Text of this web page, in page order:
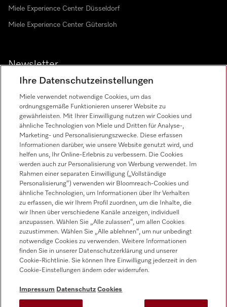
Miele Experience Center Düsseldorf
Miele Experience Center Gütersloh
Newsletter
AGB
Datenschutz
Nutzungsbedingungen
Barrierefreiheitserklärung
EU-Gesetzen über digitale Dienste
Miele auf Instagram
Miele auf Facebook
Miele auf Youtube
Ihre Datenschutzeinstellungen
Miele verwendet notwendige Cookies, um das
ordnungsgemäße Funktionieren unserer Website zu
gewährleisten. Mit Ihrer Einwilligung nutzen wir Cookies und
ähnliche Technologien von Miele und Dritten für Analyse-,
Marketing- und Personalisierungszwecke. Diese erfassen
Informationen darüber, wie unsere Website genutzt wird, und
helfen uns, Ihr Online-Erlebnis zu verbessern. Die Cookies
werden auch zur Personalisierung von Werbung verwendet. Im
Rahmen einer separaten Einwilligung („Vollständige
Personalisierung“) verwenden wir Bloomreach-Cookies und
ähnliche Technologien, um Informationen über Ihr Verhalten
zu erfassen, die wir Ihrem Profil zuordnen, um die Inhalte, die
wir Ihnen über verschiedene Kanäle anzeigen, individuell
anzupassen. Wählen Sie „Alle zulassen“, um allen Cookies
zuzustimmen. Wählen Sie „Alle ablehnen“, um nur unbedingt
notwendige Cookies zu verwenden. Weitere Informationen
finden Sie in unserer Datenschutzerklärung und unserer
Cookie-Richtlinie. Sie können Ihre Einwilligung jederzeit in den
Cookie-Einstellungen ändern oder widerrufen.
Impressum Datenschutz Cookies